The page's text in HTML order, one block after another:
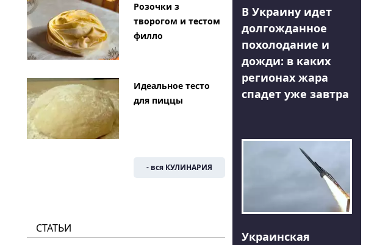
Розочки з
творогом и тестом
филло
Идеальное тесто
для пиццы
- вся КУЛИНАРИЯ
СТАТЬИ
В Украину идет
долгожданное
похолодание и
дожди: в каких
регионах жара
спадет уже завтра
Украинская